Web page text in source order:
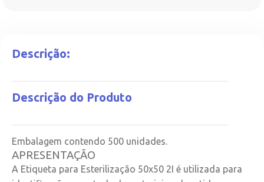
Descrição:
Descrição do Produto
Embalagem contendo 500 unidades.
APRESENTAÇÃO
A Etiqueta para Esterilização 50x50 2I é utilizada para